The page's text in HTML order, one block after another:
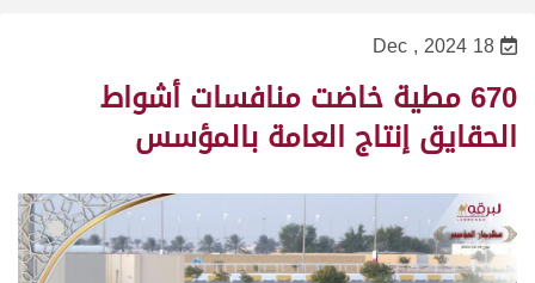
18 Dec , 2024
670 مطية خاضت منافسات أشواط
الحقايق إنتاج العامة بالمؤسس